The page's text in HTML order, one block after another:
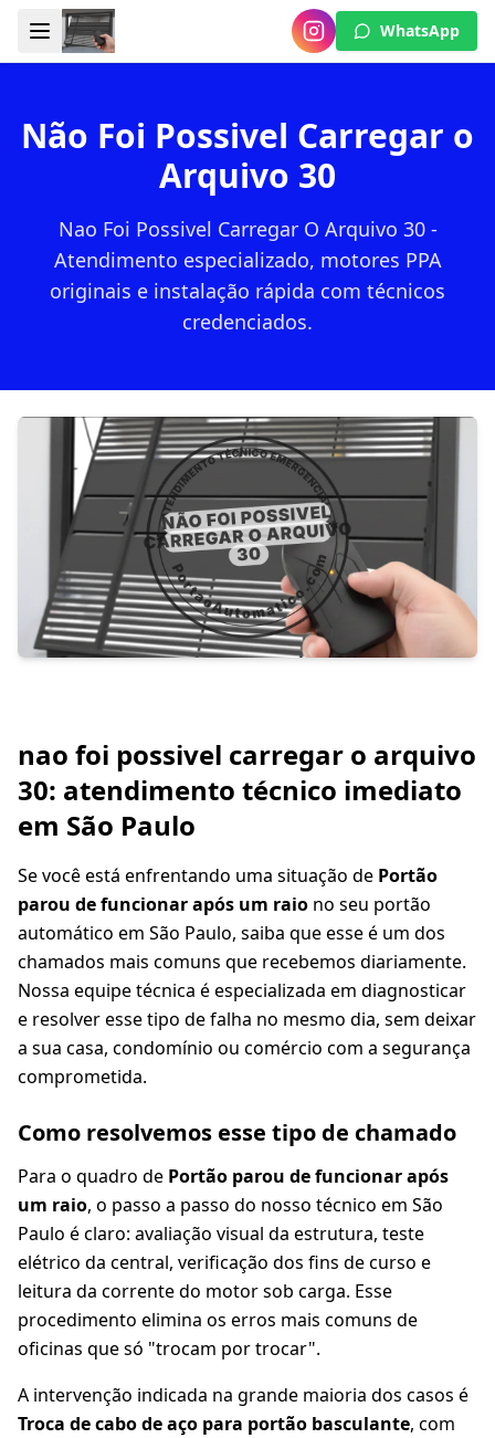
WhatsApp
Não Foi Possivel Carregar o
Arquivo 30
Nao Foi Possivel Carregar O Arquivo 30 -
Atendimento especializado, motores PPA
originais e instalação rápida com técnicos
credenciados.
nao foi possivel carregar o arquivo
30: atendimento técnico imediato
em São Paulo
Se você está enfrentando uma situação de Portão
parou de funcionar após um raio no seu portão
automático em São Paulo, saiba que esse é um dos
chamados mais comuns que recebemos diariamente.
Nossa equipe técnica é especializada em diagnosticar
e resolver esse tipo de falha no mesmo dia, sem deixar
a sua casa, condomínio ou comércio com a segurança
comprometida.
Como resolvemos esse tipo de chamado
Para o quadro de Portão parou de funcionar após
um raio, o passo a passo do nosso técnico em São
Paulo é claro: avaliação visual da estrutura, teste
elétrico da central, verificação dos fins de curso e
leitura da corrente do motor sob carga. Esse
procedimento elimina os erros mais comuns de
oficinas que só "trocam por trocar".
A intervenção indicada na grande maioria dos casos é
Troca de cabo de aço para portão basculante, com